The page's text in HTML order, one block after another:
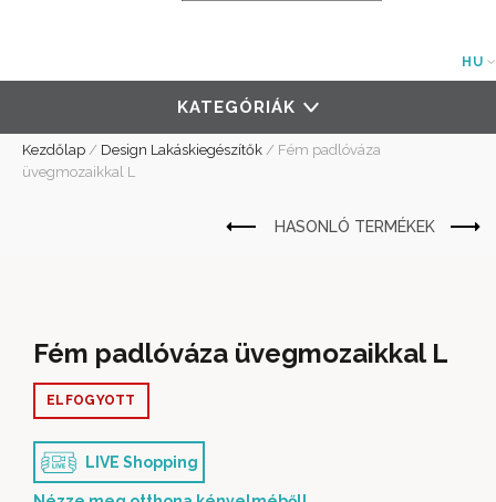
HU
KATEGÓRIÁK
Kezdőlap / Design Lakáskiegészítők / Fém padlóváza
üvegmozaikkal L
Fém padlóváza üvegmozaikkal L
ELFOGYOTT
LIVE Shopping